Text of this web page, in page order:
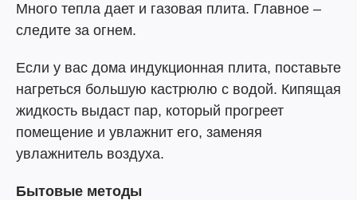
Много тепла дает и газовая плита. Главное –
следите за огнем.
Если у вас дома индукционная плита, поставьте
нагреться большую кастрюлю с водой. Кипящая
жидкость выдаст пар, который прогреет
помещение и увлажнит его, заменяя
увлажнитель воздуха.
Бытовые методы